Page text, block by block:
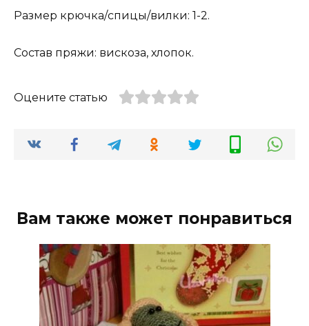
Размер крючка/спицы/вилки: 1-2.
Состав пряжи: вискоза, хлопок.
Оцените статью
Вам также может понравиться